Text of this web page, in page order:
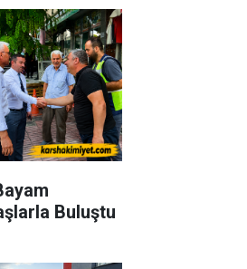
Buluştu